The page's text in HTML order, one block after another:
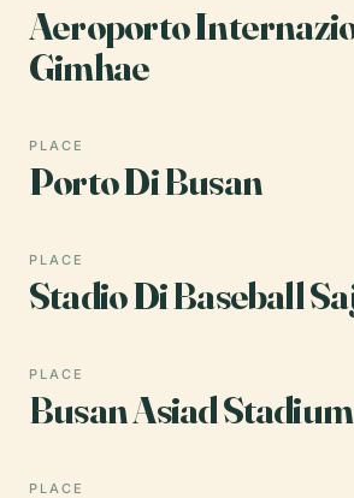
Aeroporto
Gimhae
PLACE
Porto Di Busan
PLACE
Stadio Di Baseball
PLACE
Busan Asiad Stadium
PLACE